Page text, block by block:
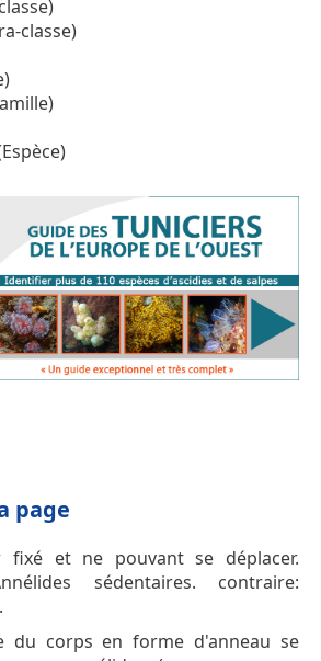
classe)
page
fixé et ne pouvant se déplacer.
sédentaires. contraire:
du corps en forme d'anneau se